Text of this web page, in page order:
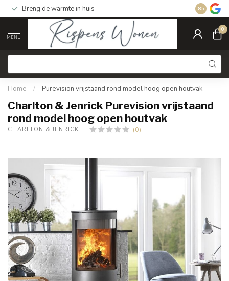
Breng de warmte in huis Gratis
8.5
MENU
0
Home / Purevision vrijstaand rond model hoog open houtvak
Charlton & Jenrick Purevision vrijstaand
rond model hoog open houtvak
CHARLTON & JENRICK (0)